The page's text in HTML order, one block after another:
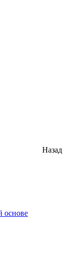
Назад
основе